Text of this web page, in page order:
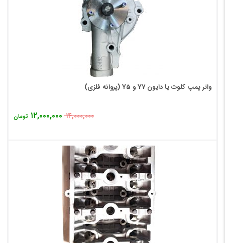
واتر پمپ کلوت یا دایون Y7 و Y5 (پروانه فلزی)
۱۴,۰۰۰,۰۰۰ ۱۲,۰۰۰,۰۰۰ تومان